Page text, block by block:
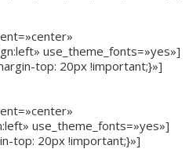
use_theme_fonts=»yes»]
top: 20px !important;}»]
use_theme_fonts=»yes»]
top: 20px !important;}»]